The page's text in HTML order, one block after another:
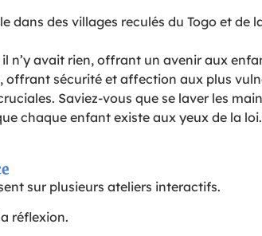
dans des villages reculés du Togo et de
n’y avait rien, offrant un avenir aux
offrant sécurité et affection aux plus
Saviez-vous que se laver les
chaque enfant existe aux yeux de la loi.
sur plusieurs ateliers interactifs.
réflexion.